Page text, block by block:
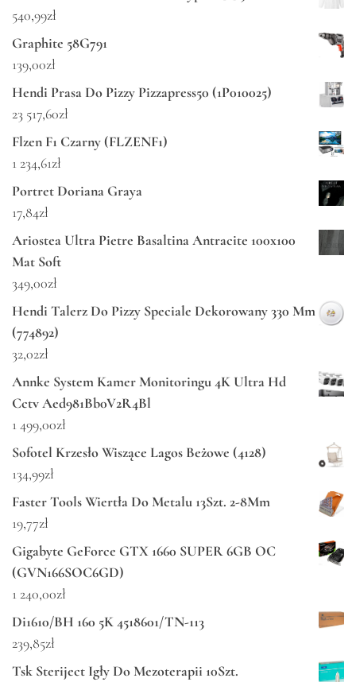
540,99zł
Graphite 58G791
139,00zł
Hendi Prasa Do Pizzy Pizzapress50 (1P010025)
23 517,60zł
Flzen F1 Czarny (FLZENF1)
1 234,61zł
Portret Doriana Graya
17,84zł
Ariostea Ultra Pietre Basaltina Antracite 100x100
Mat Soft
349,00zł
Hendi Talerz Do Pizzy Speciale Dekorowany 330 Mm
(774892)
32,02zł
Annke System Kamer Monitoringu 4K Ultra Hd
Cctv Aed981Bb0V2R4Bl
1 499,00zł
Sofotel Krzesło Wiszące Lagos Beżowe (4128)
134,99zł
Faster Tools Wiertła Do Metalu 13Szt. 2-8Mm
19,77zł
Gigabyte GeForce GTX 1660 SUPER 6GB OC
(GVN166SOC6GD)
1 240,00zł
Di1610/BH 160 5K 4518601/TN-113
239,85zł
Tsk Steriject Igły Do Mezoterapii 10Szt.